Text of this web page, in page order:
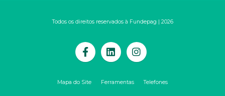
Todos os direitos reservados à Fundepag | 2026
Mapa do Site Ferramentas Telefones